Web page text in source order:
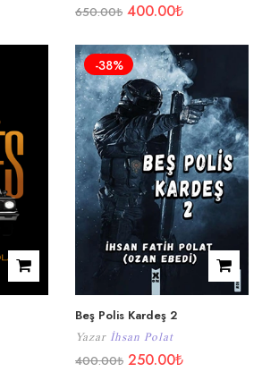
650.00₺ 400.00₺
-38%
Beş Polis Kardeş 2
Yazar İhsan Polat
400.00₺ 250.00₺